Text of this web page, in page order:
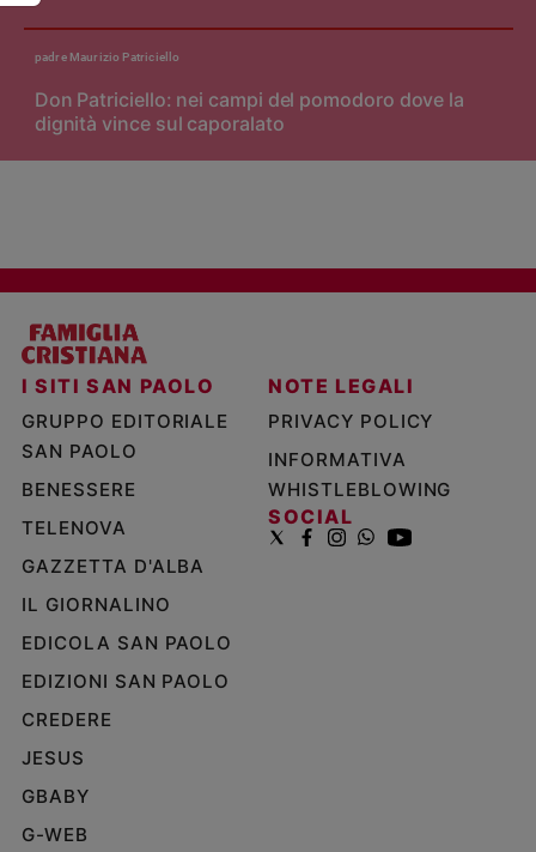
Don Patriciello: nei campi del pomodoro dove la
dignità vince sul caporalato
padre Maurizio Patriciello
I SITI SAN PAOLO
GRUPPO EDITORIALE
SAN PAOLO
BENESSERE
TELENOVA
GAZZETTA D'ALBA
IL GIORNALINO
EDICOLA SAN PAOLO
EDIZIONI SAN PAOLO
CREDERE
JESUS
GBABY
G-WEB
NOTE LEGALI
PRIVACY POLICY
INFORMATIVA
WHISTLEBLOWING
SOCIAL